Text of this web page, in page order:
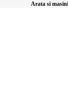
Arata si